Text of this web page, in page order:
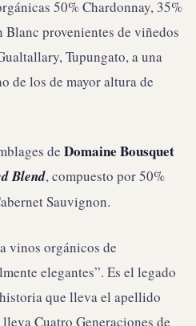
50% Chardonnay, 35%
provenientes de viñedos
Tupungato, a una
de los de mayor altura de
de Domaine Bousquet
Blend, compuesto por 50%
Sauvignon.
vinos orgánicos de
elegantes”. Es el legado
que lleva el apellido
Cuatro Generaciones de